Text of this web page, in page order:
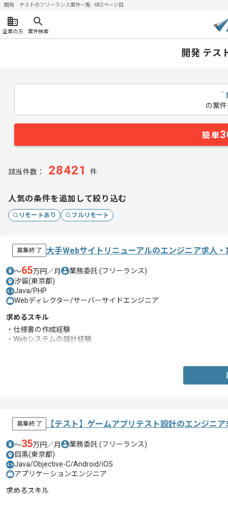
開発 テストのフリーランス案件一覧 - 682ページ目
企業の方 案件検索
開発 テス
“
の案
簡単
該当件数： 28421 件
人気の条件を追加して絞り込む
リモートあり フルリモート
募集終了 大手Webサイトリニューアルのエンジニア求人・
〜65万円／月 業務委託 (フリーランス)
汐留(東京都)
Java/PHP
Webディレクター/サーバーサイドエンジニア
求めるスキル
・仕様書の作成経験
・Webシステムの設計経験
募集終了 【テスト】ゲームアプリテスト設計のエンジニ
〜35万円／月 業務委託 (フリーランス)
目黒(東京都)
Java/Objective-C/Android/iOS
アプリケーションエンジニア
求めるスキル